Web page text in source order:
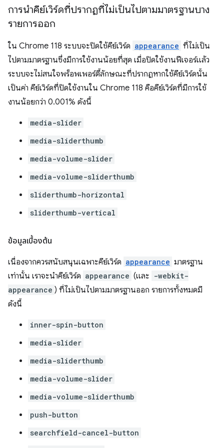
การนำคีย์เวิร์ดที่ปรากฏที่ไม่เป็นไปตามมาตรฐานบาง
รายการออก
ใน Chrome 118 ระบบจะปิดใช้คีย์เวิร์ด appearance ที่ไม่เป็น
ไปตามมาตรฐานซึ่งมีการใช้งานน้อยที่สุด เมื่อปิดใช้งานฟีเจอร์แล้ว
ระบบจะไม่สนใจพร็อพเพอร์ตี้ลักษณะที่ปรากฏหากใช้คีย์เวิร์ดนั้น
เป็นค่า คีย์เวิร์ดที่ปิดใช้งานใน Chrome 118 คือคีย์เวิร์ดที่มีการใช้
งานน้อยกว่า 0.001% ดังนี้
media-slider
media-sliderthumb
media-volume-slider
media-volume-sliderthumb
sliderthumb-horizontal
sliderthumb-vertical
ข้อมูลเบื้องต้น
เนื่องจากควรสนับสนุนเฉพาะคีย์เวิร์ด appearance มาตรฐาน
เท่านั้น เราจะนำคีย์เวิร์ด appearance (และ -webkit-
appearance ) ที่ไม่เป็นไปตามมาตรฐานออก รายการทั้งหมดมี
ดังนี้
inner-spin-button
media-slider
media-sliderthumb
media-volume-slider
media-volume-sliderthumb
push-button
searchfield-cancel-button